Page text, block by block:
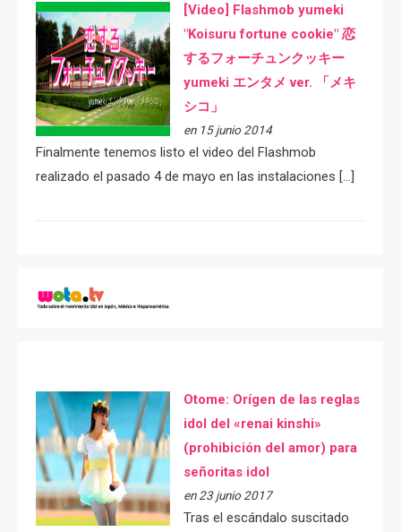
[Video] Flashmob yumeki
"Koisuru fortune cookie" 恋
するフォーチュンクッキー
yumeki エンタメ ver. 「メキ
シコ」
en 15 junio 2014
Finalmente tenemos listo el video del Flashmob
realizado el pasado 4 de mayo en las instalaciones […]
Otome: Orígen de las reglas
idol del «renai kinshi»
(prohibición del amor) para
señoritas idol
en 23 junio 2017
Tras el escándalo suscitado